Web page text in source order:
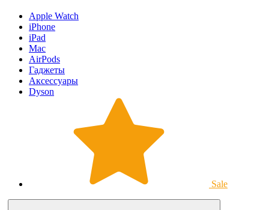
Apple Watch
iPhone
iPad
Mac
AirPods
Гаджеты
Аксессуары
Dyson
Sale